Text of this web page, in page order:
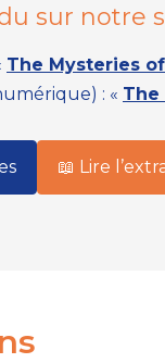
sur notre
The Mysteries
: « The
📖 Lire